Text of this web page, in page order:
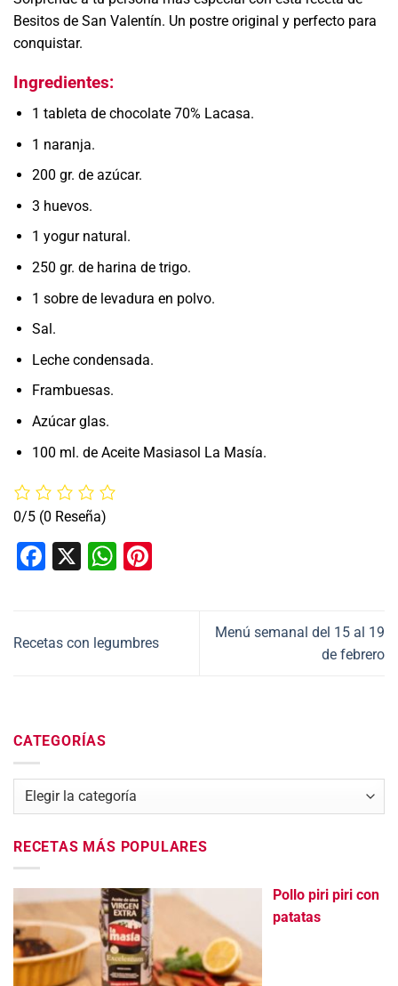
Besitos de San Valentín. Un postre original y perfecto para
conquistar.
Ingredientes:
1 tableta de chocolate 70% Lacasa.
1 naranja.
200 gr. de azúcar.
3 huevos.
1 yogur natural.
250 gr. de harina de trigo.
1 sobre de levadura en polvo.
Sal.
Leche condensada.
Frambuesas.
Azúcar glas.
100 ml. de Aceite Masiasol La Masía.
0/5 (0 Reseña)
Facebook
X WhatsApp
Recetas con legumbres
Menú semanal del 15 al 19
de febrero
CATEGORÍAS
Categorías
RECETAS MÁS POPULARES
Pollo piri piri con
patatas